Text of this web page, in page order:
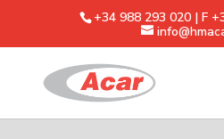
+34 988 293 020 | F